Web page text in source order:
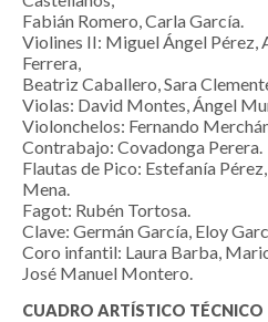
Fabián Romero, Carla García.
Violines II: Miguel Ángel Pérez,
Ferrera,
Beatriz Caballero, Sara
Violas: David Montes, Ángel
Violonchelos: Fernando
Contrabajo: Covadonga Perera.
Flautas de Pico: Estefanía
Mena.
Fagot: Rubén Tortosa.
Clave: Germán García, Eloy
Coro infantil: Laura Barba,
José Manuel Montero.
CUADRO ARTÍSTICO TÉCNICO